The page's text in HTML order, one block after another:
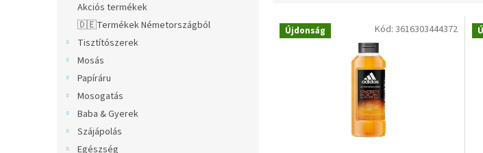
Akciós termékek
🇩🇪Termékek Németországból
Tisztítószerek
Mosás
Papíráru
Mosogatás
Baba & Gyerek
Szájápolás
Egészség
T Újdonság Kód: 3616303444372